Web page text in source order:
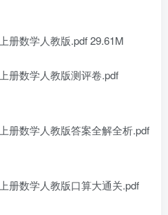
册数学人教版.pdf 29.61M
册数学人教版测评卷.pdf
册数学人教版答案全解全析.pdf
册数学人教版口算大通关.pdf